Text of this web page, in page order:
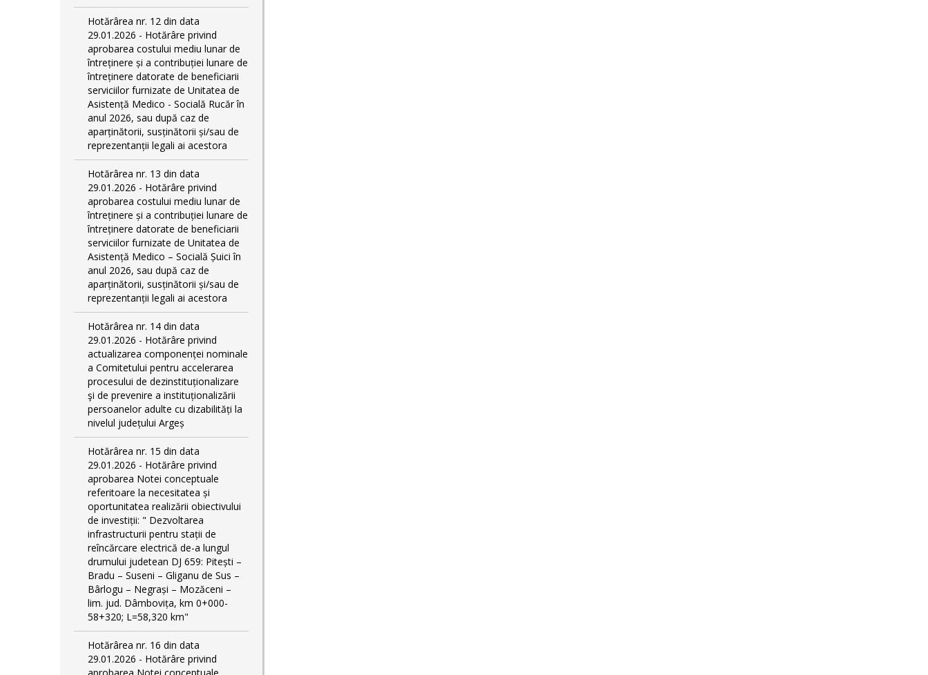
Hotărârea nr. 12 din data
29.01.2026 - Hotărâre privind
aprobarea costului mediu lunar de
întreținere și a contribuției lunare de
întreținere datorate de beneficiarii
serviciilor furnizate de Unitatea de
Asistență Medico - Socială Rucăr în
anul 2026, sau după caz de
aparținătorii, susținătorii și/sau de
reprezentanții legali ai acestora
Hotărârea nr. 13 din data
29.01.2026 - Hotărâre privind
aprobarea costului mediu lunar de
întreținere și a contribuției lunare de
întreținere datorate de beneficiarii
serviciilor furnizate de Unitatea de
Asistență Medico – Socială Șuici în
anul 2026, sau după caz de
aparținătorii, susținătorii și/sau de
reprezentanții legali ai acestora
Hotărârea nr. 14 din data
29.01.2026 - Hotărâre privind
actualizarea componenței nominale
a Comitetului pentru accelerarea
procesului de dezinstituționalizare
şi de prevenire a instituționalizării
persoanelor adulte cu dizabilități la
nivelul județului Argeș
Hotărârea nr. 15 din data
29.01.2026 - Hotărâre privind
aprobarea Notei conceptuale
referitoare la necesitatea și
oportunitatea realizării obiectivului
de investiții: " Dezvoltarea
infrastructurii pentru stații de
reîncărcare electrică de-a lungul
drumului judetean DJ 659: Pitești –
Bradu – Suseni – Gliganu de Sus –
Bârlogu – Negrași – Mozăceni –
lim. jud. Dâmbovița, km 0+000-
58+320; L=58,320 km"
Hotărârea nr. 16 din data
29.01.2026 - Hotărâre privind